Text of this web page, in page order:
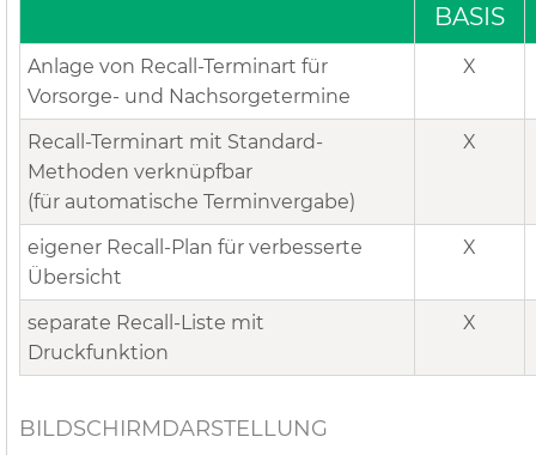
BASIS
Anlage von Recall-Terminart für
Vorsorge- und Nachsorgetermine
X
Recall-Terminart mit Standard-
Methoden verknüpfbar
(für automatische Terminvergabe)
X
eigener Recall-Plan für verbesserte
Übersicht
X
separate Recall-Liste mit
Druckfunktion
X
BILDSCHIRMDARSTELLUNG